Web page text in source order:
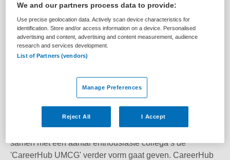
Loopbaanadviseur
UMCG,Groningen
Tijdelijk met uitzicht op vast
samen met een aantal enthousiaste collega’s de
'CareerHub UMCG' verder vorm gaat geven. CareerHub
We and our partners process data to provide:
Use precise geolocation data. Actively scan device characteristics for
identification. Store and/or access information on a device. Personalised
advertising and content, advertising and content measurement, audience
research and services development.
List of Partners (vendors)
Manage Preferences
Reject All I Accept